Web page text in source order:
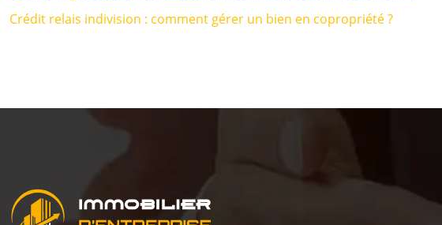
Crédit relais indivision : comment gérer un bien en copropriété ?